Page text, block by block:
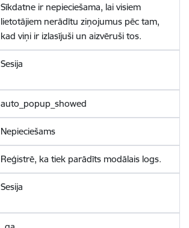
Sīkdatne ir nepieciešama, lai visiem
lietotājiem nerādītu ziņojumus pēc tam,
kad viņi ir izlasījuši un aizvēruši tos.
Sesija
auto_popup_showed
Nepieciešams
Reģistrē, ka tiek parādīts modālais logs.
Sesija